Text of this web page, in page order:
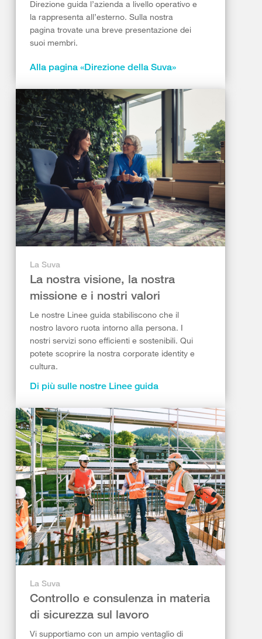
Direzione guida l’azienda a livello operativo e
la rappresenta all’esterno. Sulla nostra
pagina trovate una breve presentazione dei
suoi membri.
Alla pagina «Direzione della Suva»
La Suva
La nostra visione, la nostra
missione e i nostri valori
Le nostre Linee guida stabiliscono che il
nostro lavoro ruota intorno alla persona. I
nostri servizi sono efficienti e sostenibili. Qui
potete scoprire la nostra corporate identity e
cultura.
Di più sulle nostre Linee guida
La Suva
Controllo e consulenza in materia
di sicurezza sul lavoro
Vi supportiamo con un ampio ventaglio di